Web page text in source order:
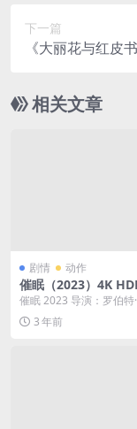
下一篇
《大丽花与红皮
相关文章
剧情 动作
催眠（2023）4K
︱动作/惊悚 只
催眠 2023 导演：罗伯特
兹 编剧：罗伯特·罗德里
思·鲍伦...
3 年前